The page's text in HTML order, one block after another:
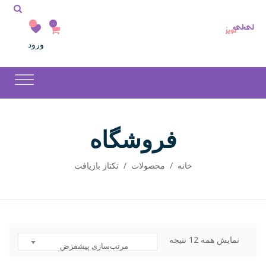
۰ ۰
ورود
فروشگاه
خانه / محصولات /تکتاز بازیافت
نمایش همه 12 نتیجه
مرتب‌سازی پیشفرض